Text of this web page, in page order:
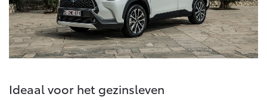
Land Cruiser (excl. BTW)
Ideaal voor het gezinsleven